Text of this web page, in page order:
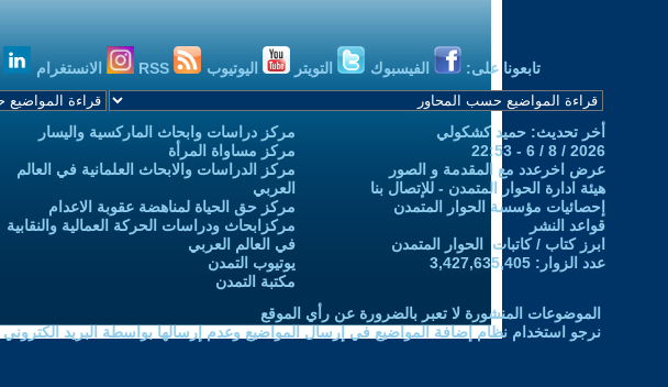
تابعونا على: الفيسبوك التويتر اليوتيوب الانستغرام
أخر تحديث: حميد كشكولي
2026 / 8 / 6 - 22:53
عرض اخرعدد مع المقدمة و الصور
هيئة ادارة الحوار المتمدن - للإتصال بنا
إحصائيات مؤسسة الحوار المتمدن
قواعد النشر
ابرز كتاب / كاتبات الحوار المتمدن
عدد الزوار: 3,427,635,405
مركز دراسات وابحاث الماركسية واليسار
مركز مساواة المرأة
مركز الدراسات والابحاث العلمانية في العالم
العربي
مركز حق الحياة لمناهضة عقوبة الاعدام
مركزابحاث ودراسات الحركة العمالية والنقابية
في العالم العربي
يوتيوب التمدن
مكتبة التمدن
الموضوعات المنشورة لا تعبر بالضرورة عن رأي الموقع
نرجو استخدام نظام إضافة المواضيع في إرسال المواضيع وعدم إرسالها بواسطة البريد الكتروني